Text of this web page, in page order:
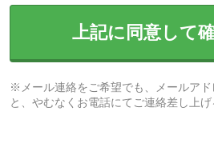
上記に同意して
※メール連絡をご希望でも、メールア
と、やむなくお電話にてご連絡差し上げ